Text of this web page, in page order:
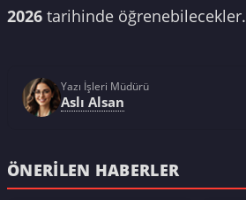
2026 tarihinde öğrenebilecekler.
Yazı İşleri Müdürü
Aslı Alsan
ÖNERILEN HABERLER